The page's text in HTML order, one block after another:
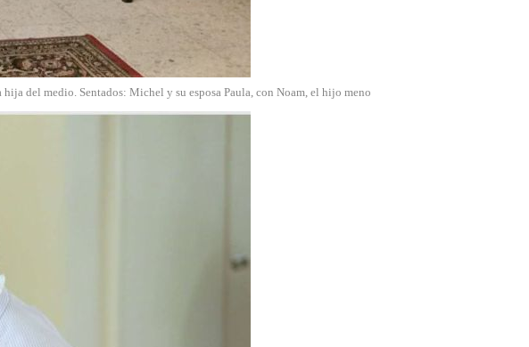
del medio. Sentados: Michel y su esposa Paula, con Noam, el hijo meno